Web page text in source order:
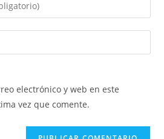
electrónico y web en este
vez que comente.